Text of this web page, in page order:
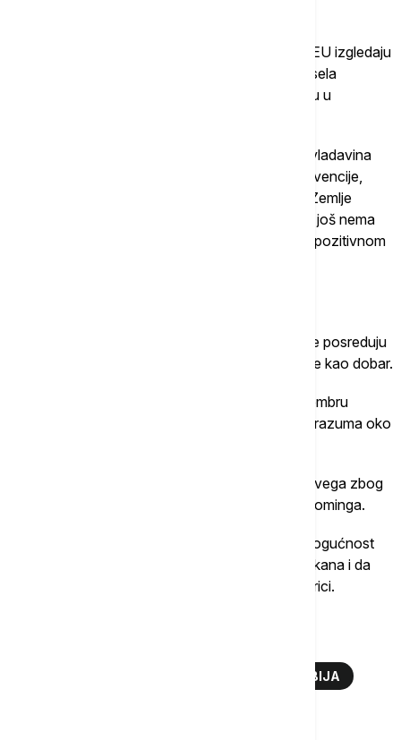
Odgovarajući na kritike da uslovi za pristupanje EU izgledaju
kao pokretna meta, Fabrici tvrdi da su uslovi Brisela
postojani i da se ne menjaju i da u ovom trenutku u
"Zna se o čemu je tu reč - dijalog sa Prištinom, vladavina
prava, ekonomske reforme, javne nabavke, subvencije,
državna pomoć su stvari na kojima treba raditi. Zemlje
članice su na međuvladinoj konferenciji rekle da još nema
otvaranja novih klastera, ali da se stvari kreću u pozitivnom
Međustranački dijalog o izbornim uslovima kome posreduju
poslanici Evropskog parlamenta, Fabrici ocenjuje kao dobar.
"Očekujem da se na sledećem sastanku u septembru
predstave konkretne ideje da bi se došlo do sporazuma oko
On je istakao i da je mali Šengen značajan, pre svega zbog
slobodnog regionalnog protoka robe i ukidanja rominga.
"Proces pristupanja EU umnogome olakšava mogućnost
da se Brisel bavi celim prostorom Zapadnog Balkana i da
sve bude po evropskim standardima", kaže Fabrici.
SRBIJA